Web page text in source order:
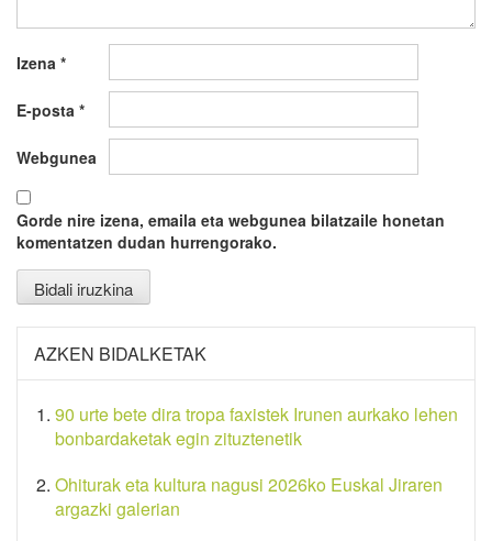
Izena *
E-posta *
Webgunea
Gorde nire izena, emaila eta webgunea bilatzaile honetan
komentatzen dudan hurrengorako.
AZKEN BIDALKETAK
90 urte bete dira tropa faxistek Irunen aurkako lehen
bonbardaketak egin zituztenetik
Ohiturak eta kultura nagusi 2026ko Euskal Jiraren
argazki galerian